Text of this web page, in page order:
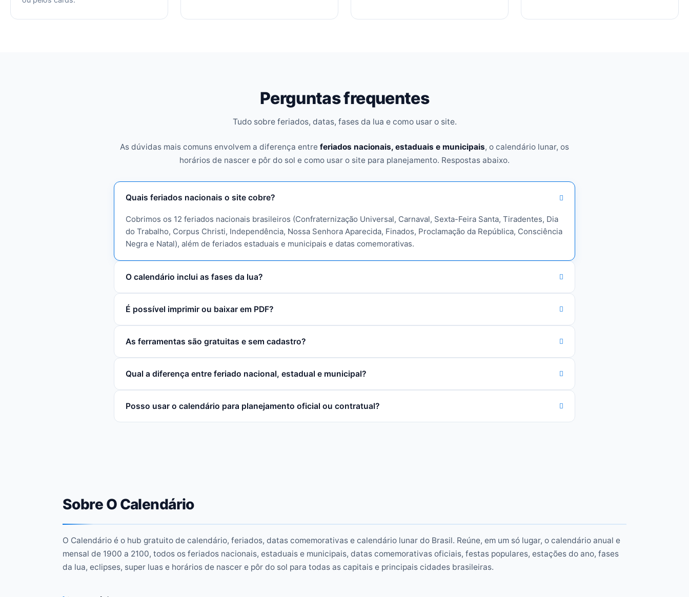
Perguntas frequentes
Tudo sobre feriados, datas, fases da lua e como usar o site.
As dúvidas mais comuns envolvem a diferença entre feriados nacionais, estaduais e municipais, o calendário lunar, os
horários de nascer e pôr do sol e como usar o site para planejamento. Respostas abaixo.
Quais feriados nacionais o site cobre?
Cobrimos os 12 feriados nacionais brasileiros (Confraternização Universal, Carnaval, Sexta-Feira Santa, Tiradentes, Dia
do Trabalho, Corpus Christi, Independência, Nossa Senhora Aparecida, Finados, Proclamação da República, Consciência
Negra e Natal), além de feriados estaduais e municipais e datas comemorativas.
O calendário inclui as fases da lua?
É possível imprimir ou baixar em PDF?
As ferramentas são gratuitas e sem cadastro?
Qual a diferença entre feriado nacional, estadual e municipal?
Posso usar o calendário para planejamento oficial ou contratual?
Sobre O Calendário
O Calendário é o hub gratuito de calendário, feriados, datas comemorativas e calendário lunar do Brasil. Reúne, em um só lugar, o calendário anual e
mensal de 1900 a 2100, todos os feriados nacionais, estaduais e municipais, datas comemorativas oficiais, festas populares, estações do ano, fases
da lua, eclipses, super luas e horários de nascer e pôr do sol para todas as capitais e principais cidades brasileiras.